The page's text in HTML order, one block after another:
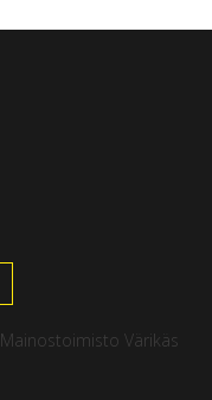
Mainostoimisto Värikäs